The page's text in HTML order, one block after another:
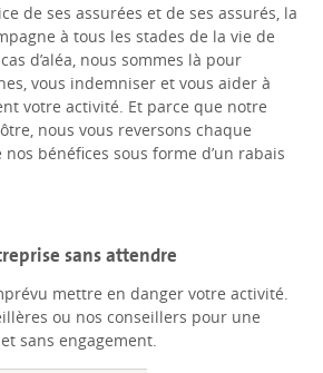
de ses assurées et de ses assurés, la
à tous les stades de la vie de
d’aléa, nous sommes là pour
vous indemniser et vous aider à
votre activité. Et parce que notre
nous vous reversons chaque
bénéfices sous forme d’un rabais
sans attendre
mettre en danger votre activité.
ou nos conseillers pour une
sans engagement.